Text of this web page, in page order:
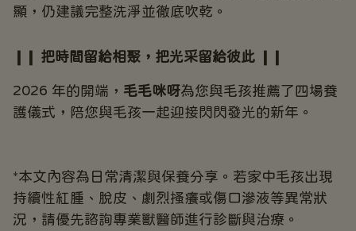
顯，仍建議完整洗淨並徹底吹乾。
❙❙ 把時間留給相聚，把光采留給彼此 ❙❙
2026 年的開端， 毛毛咪呀為您與毛孩推薦了四場養
護儀式，陪您與毛孩一起迎接閃閃發光的新年。
*本文內容為日常清潔與保養分享。若家中毛孩出現
持續性紅腫、脫皮、劇烈搔癢或傷口滲液等異常狀
況，請優先諮詢專業獸醫師進行診斷與治療。